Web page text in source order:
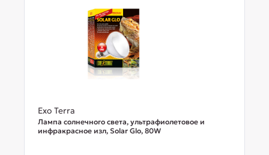
Exo Terra
Лампа солнечного света, ультрафиолетовое и
инфракрасное изл, Solar Glo, 80W